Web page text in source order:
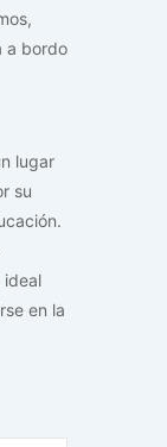
a bordo
lugar
su
ideal
en la